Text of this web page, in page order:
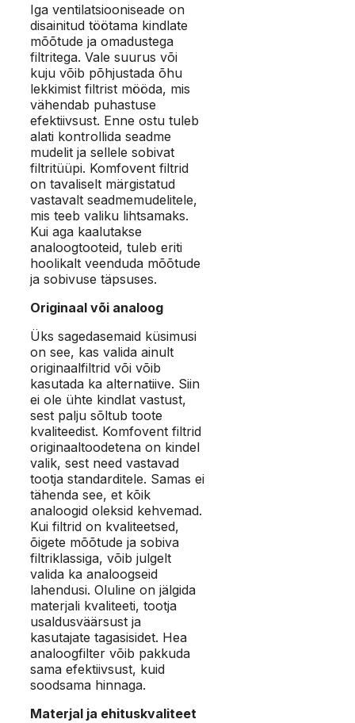
Iga ventilatsiooniseade on
disainitud töötama kindlate
mõõtude ja omadustega
filtritega. Vale suurus või
kuju võib põhjustada õhu
lekkimist filtrist mööda, mis
vähendab puhastuse
efektiivsust. Enne ostu tuleb
alati kontrollida seadme
mudelit ja sellele sobivat
filtritüüpi. Komfovent filtrid
on tavaliselt märgistatud
vastavalt seadmemudelitele,
mis teeb valiku lihtsamaks.
Kui aga kaalutakse
analoogtooteid, tuleb eriti
hoolikalt veenduda mõõtude
ja sobivuse täpsuses.
Originaal või analoog
Üks sagedasemaid küsimusi
on see, kas valida ainult
originaalfiltrid või võib
kasutada ka alternatiive. Siin
ei ole ühte kindlat vastust,
sest palju sõltub toote
kvaliteedist. Komfovent filtrid
originaaltoodetena on kindel
valik, sest need vastavad
tootja standarditele. Samas ei
tähenda see, et kõik
analoogid oleksid kehvemad.
Kui filtrid on kvaliteetsed,
õigete mõõtude ja sobiva
filtriklassiga, võib julgelt
valida ka analoogseid
lahendusi. Oluline on jälgida
materjali kvaliteeti, tootja
usaldusväärsust ja
kasutajate tagasisidet. Hea
analoogfilter võib pakkuda
sama efektiivsust, kuid
soodsama hinnaga.
Materjal ja ehituskvaliteet